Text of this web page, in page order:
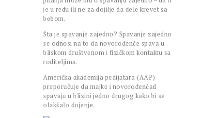
je u redu ili ne za dojilje da dele krevet sa
bebom.
Šta je spavanje zajedno? Spavanje zajedno
se odnosi na to da novorođenče spava u
bliskom društvenom i fizičkom kontaktu sa
roditeljima.
Američka akademija pedijatara (AAP)
preporučuje da majke i novorođenčad
spavaju u blizini jedno drugog kako bi se
olakšalo dojenje.